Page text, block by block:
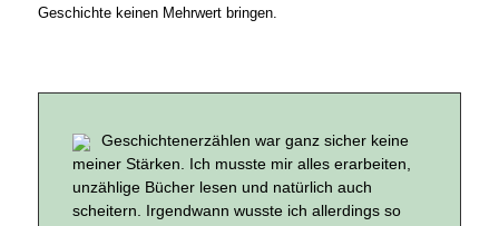
Geschichte keinen Mehrwert bringen.
Geschichtenerzählen war ganz sicher keine
meiner Stärken. Ich musste mir alles erarbeiten,
unzählige Bücher lesen und natürlich auch
scheitern. Irgendwann wusste ich allerdings so